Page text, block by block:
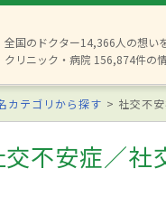
全国のドクター14,366人の想い
クリニック・病院 156,874件の
カテゴリから探す 社交不
不安症／社